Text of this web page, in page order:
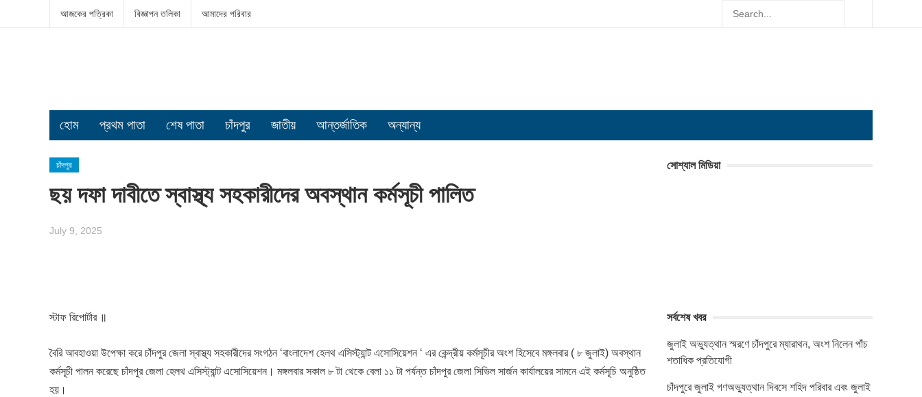
আজকের পত্রিকা বিজ্ঞাপন তলিকা আমাদের পরিবার
হোম প্রথম পাতা শেষ পাতা চাঁদপুর জাতীয় আন্তর্জাতিক অন্যান্য
চাঁদপুর
ছয় দফা দাবীতে স্বাস্থ্য সহকারীদের অবস্থান কর্মসূচী পালিত
July 9, 2025
স্টাফ রিপোর্টার ॥
বৈরি আবহাওয়া উপেক্ষা করে চাঁদপুর জেলা স্বাস্থ্য সহকারীদের সংগঠন ‘বাংলাদেশ হেলথ এসিস্ট্যান্ট এসোসিয়েশন ‘ এর কেন্দ্রীয় কর্মসূচীর অংশ হিসেবে মঙ্গলবার ( ৮ জুলাই) অবস্থান
কর্মসূচী পালন করেছে চাঁদপুর জেলা হেলথ এসিস্ট্যান্ট এসোসিয়েশন। মঙ্গলবার সকাল ৮ টা থেকে বেলা ১১ টা পর্যন্ত চাঁদপুর জেলা সিভিল সার্জন কার্যালয়ের সামনে এই কর্মসূচি অনুষ্ঠিত
হয়।
সোশ্যাল মিডিয়া
সর্বশেষ খবর
জুলাই অভ্যুত্থান স্মরণে চাঁদপুরে ম্যারাথন, অংশ নিলেন পাঁচ
শতাধিক প্রতিযোগী
চাঁদপুরে জুলাই গণঅভ্যুত্থান দিবসে শহিদ পরিবার এবং জুলাই